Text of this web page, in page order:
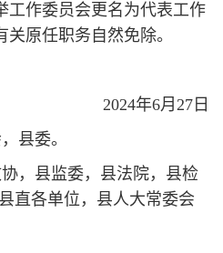
工作委员会更名为代表工作
原任职务自然免除。
2024年6月27日
县委。
，县监委，县法院，县检
直各单位，县人大常委会